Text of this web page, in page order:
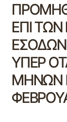
ΕΠΙ
ΕΣΟΔΩΝ
ΥΠΕΡ
ΜΗΝΩΝ